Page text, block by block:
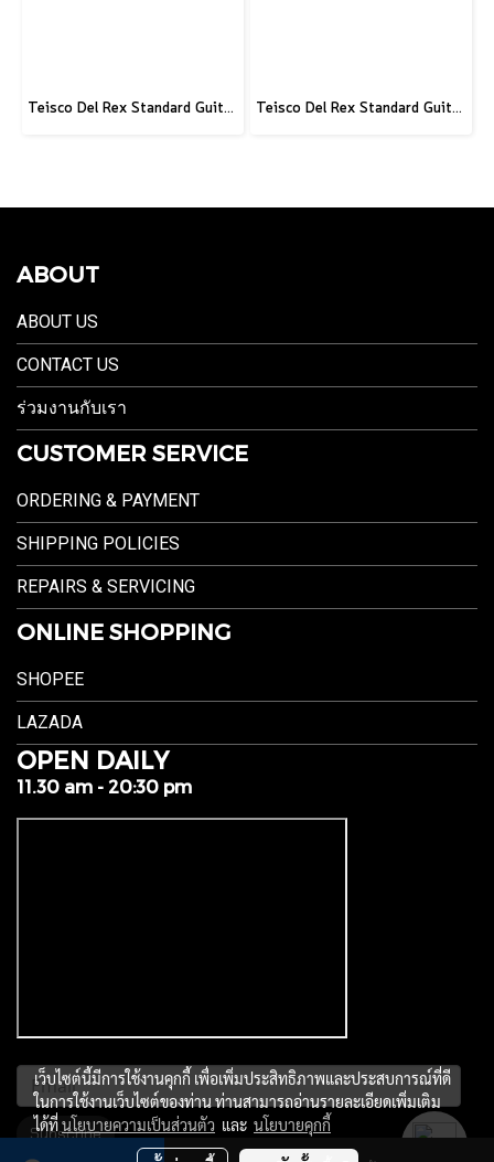
Teisco Del Rex Standard Guitar Pick, .50mm, 6-Pick Pack Teisco Del Rex Standard Guitar Pick, .73mm, 6-Pick Pack
ABOUT
ABOUT US
CONTACT US
ร่วมงานกับเรา
CUSTOMER SERVICE
ORDERING & PAYMENT
SHIPPING POLICIES
REPAIRS & SERVICING
ONLINE SHOPPING
SHOPEE
LAZADA
OPEN DAILY
11.30 am - 20:30 pm
Subscribe
เว็บไซต์นี้มีการใช้งานคุกกี้ เพื่อเพิ่มประสิทธิภาพและประสบการณ์ที่ดี
ในการใช้งานเว็บไซต์ของท่าน ท่านสามารถอ่านรายละเอียดเพิ่มเติม
ได้ที่นโยบายความเป็นส่วนตัว และ นโยบายคุกกี้